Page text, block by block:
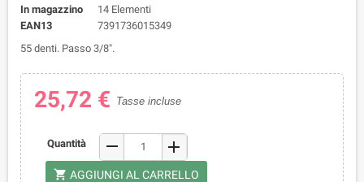
In magazzino
14 Elementi
EAN13
7391736015349
55 denti. Passo 3/8".
25,72 € Tasse incluse
Quantità remove add
shopping_cart AGGIUNGI AL CARRELLO